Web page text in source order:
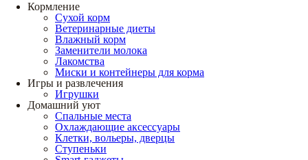
Кормление
Сухой корм
Ветеринарные диеты
Влажный корм
Заменители молока
Лакомства
Миски и контейнеры для корма
Игры и развлечения
Игрушки
Домашний уют
Спальные места
Охлаждающие аксессуары
Клетки, вольеры, дверцы
Ступеньки